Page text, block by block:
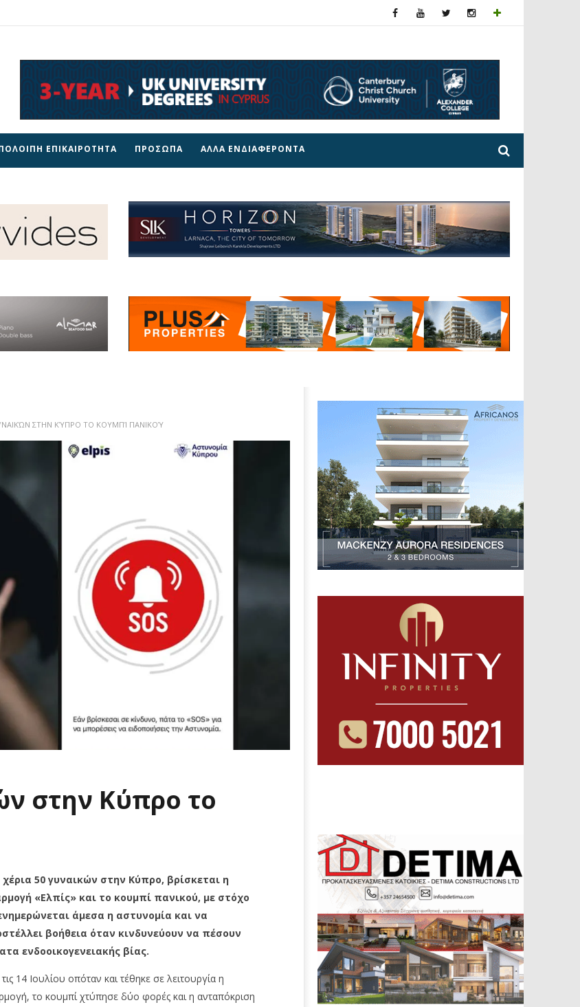
ΕΠΙΚΑΙΡΟΤΗΤΑ ΠΡΟΣΩΠΑ ΑΛΛΑ ΕΝΔΙΑΦΕΡΟΝΤΑ
ΣΤΗΝ ΚΎΠΡΟ ΤΟ ΚΟΥΜΠΊ ΠΑΝΙΚΟΎ
στην Κύπρο το
χέρια 50 γυναικών στην Κύπρο, βρίσκεται η
«Ελπίς» και το κουμπί πανικού, με στόχο
άμεσα η αστυνομία και να
βοήθεια όταν κινδυνεύουν να πέσουν
ενδοοικογενειακής βίας.
14 Ιουλίου οπόταν και τέθηκε σε λειτουργία η
το κουμπί χτύπησε δύο φορές και η ανταπόκριση